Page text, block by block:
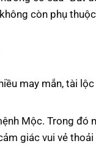
còn phụ
may mắn, tài
Mộc. Trong đó
giác vui vẻ